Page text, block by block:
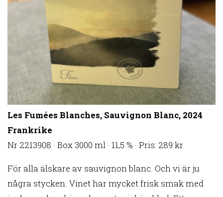
Les Fumées Blanches, Sauvignon Blanc, 2024
Frankrike
Nr 2213908 · Box 3000 ml · 11,5 % · Pris: 289 kr
För alla älskare av sauvignon blanc. Och vi är ju
några stycken. Vinet har mycket frisk smak med